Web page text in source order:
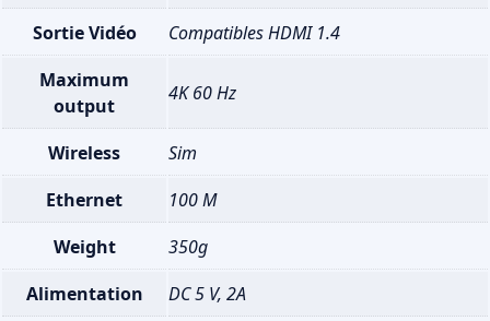
Sortie Vidéo
Compatibles HDMI 1.4
Maximum
output
4K 60 Hz
Wireless
Sim
Ethernet
100 M
Weight
350g
Alimentation
DC 5 V, 2A